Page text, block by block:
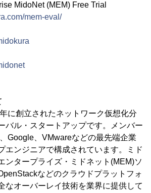
MidoNet (MEM) Free Trial
mem-eval/
に創立されたネットワーク仮想化分
バル・スタートアップです。メンバー
Google、VMwareなどの最先端企業
エンジニアで構成されています。ミド
ンタープライズ・ミドネット(MEM)ソ
などのクラウドプラットフォ
なオーバーレイ技術を業界に提供して